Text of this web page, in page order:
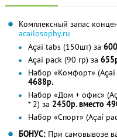
Комплексный запас
acailosophy.ru
Açaí tabs (150шт) за
Açaí pack (90 гр) за
Набор «Комфорт» (Açaí
4688р.
Набор «Дом + офис»
* 2) за 2450р. вместо
Набор «Спорт» (Açaí
БОНУС: При самовывозе